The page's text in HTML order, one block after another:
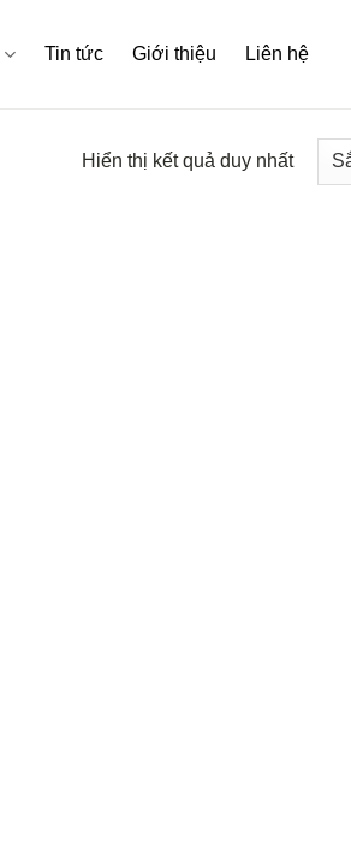
Tin tức Giới thiệu Liên hệ
Hiển thị kết quả duy nhất